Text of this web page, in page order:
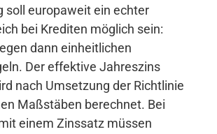
soll europaweit ein echter
bei Krediten möglich sein:
dann einheitlichen
Der effektive Jahreszins
nach Umsetzung der Richtlinie
Maßstäben berechnet. Bei
einem Zinssatz müssen